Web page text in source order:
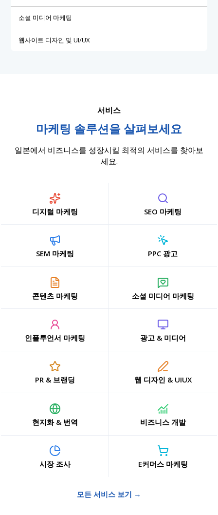
소셜 미디어 마케팅
웹사이트 디자인 및 UI/UX
서비스
마케팅 솔루션을 살펴보세요
일본에서 비즈니스를 성장시킬 최적의 서비스를 찾아보
세요.
디지털 마케팅 SEO 마케팅
SEM 마케팅 PPC 광고
콘텐츠 마케팅 소셜 미디어 마케팅
인플루언서 마케팅 광고 & 미디어
PR & 브랜딩 웹 디자인 & UIUX
현지화 & 번역 비즈니스 개발
시장 조사 E커머스 마케팅
모든 서비스 보기 →